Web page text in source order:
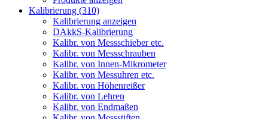
Kalibrierung (310)
Kalibrierung anzeigen
DAkkS-Kalibrierung
Kalibr. von Messschieber etc.
Kalibr. von Messschrauben
Kalibr. von Innen-Mikrometer
Kalibr. von Messuhren etc.
Kalibr. von Höhenreißer
Kalibr. von Lehren
Kalibr. von Endmaßen